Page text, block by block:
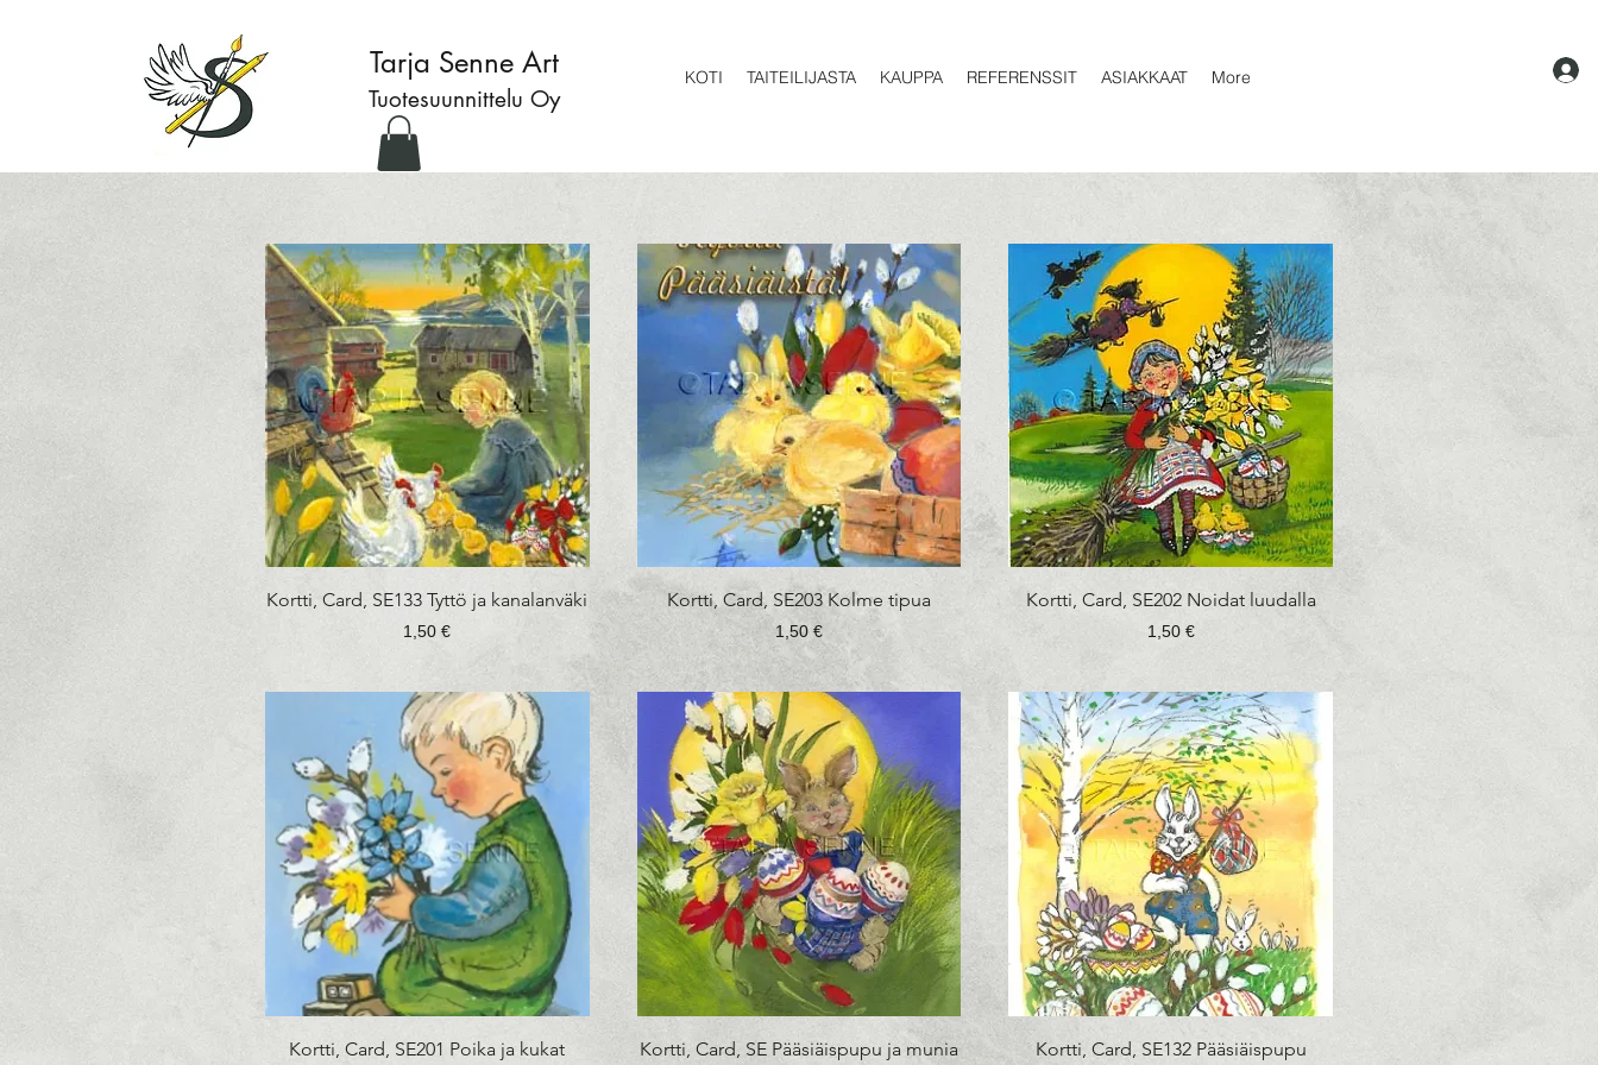
Tarja Senne Art
Tuotesuunnittelu Oy
KOTI TAITEILIJASTA KAUPPA REFERENSSIT ASIAKKAAT More
Pikakatselu
Kortti, Card, SE133 Tyttö ja kanalanväki
Hinta
1,50 €
Pikakatselu
Kortti, Card, SE203 Kolme tipua
Hinta
1,50 €
Pikakatselu
Kortti, Card, SE202 Noidat luudalla
Hinta
1,50 €
Pikakatselu
Kortti, Card, SE201 Poika ja kukat Pikakatselu
Kortti, Card, SE Pääsiäispupu ja munia Pikakatselu
Kortti, Card, SE132 Pääsiäispupu